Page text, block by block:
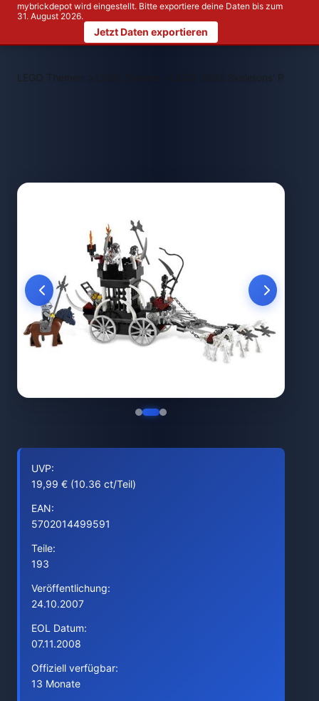
mybrickdepot wird eingestellt. Bitte exportiere deine Daten bis zum
31. August 2026.
Jetzt Daten exportieren
LEGO Themen > LEGO 7092 Skeletons' Prison
UVP:
19,99 € (10.36 ct/Teil)
EAN:
5702014499591
Teile:
193
Veröffentlichung:
24.10.2007
EOL Datum:
07.11.2008
Offiziell verfügbar:
13 Monate